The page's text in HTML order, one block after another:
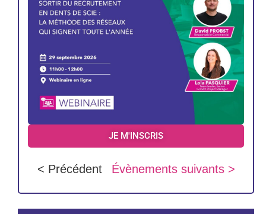
JE M'INSCRIS
< Précédent Évènements suivants >